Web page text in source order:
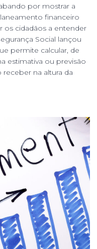
por mostrar a
financeiro
os cidadãos a entender
Social lançou
permite calcular, de
estimativa ou previsão
na altura da